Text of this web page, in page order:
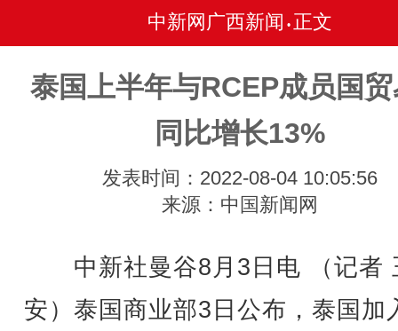
中新网广西新闻 • 正文
泰国上半年与RCEP成员国
同比增长13%
发表时间：2022-08-04 10:05:56
来源：中国新闻网
中新社曼谷8月3日电 （记者
安）泰国商业部3日公布，泰国加